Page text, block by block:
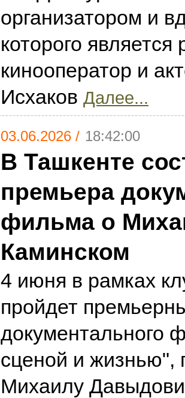
организатором и
которого является
кинооператор и
Исхаков Далее...
03.06.2026 / 18:42:00
В Ташкенте
премьера
фильма о
Каминском
4 июня в рамках
пройдет
документального
сценой и жизнью",
Михаилу